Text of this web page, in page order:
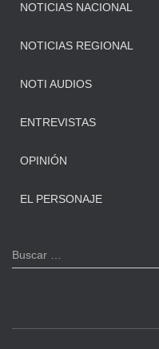
NOTICIAS NACIONAL
NOTICIAS REGIONAL
NOTI AUDIOS
ENTREVISTAS
OPINIÓN
EL PERSONAJE
B
u
Buscar …